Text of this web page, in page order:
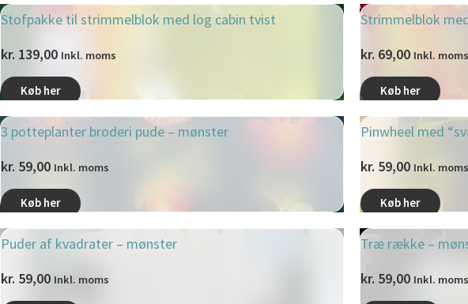
Stofpakke til strimmelblok med log cabin tvist
kr. 139,00 Inkl. moms
Køb her
Strimmelblok
kr. 69,00 Inkl. moms
Køb her
3 potteplanter broderi pude – mønster
kr. 59,00 Inkl. moms
Køb her
Pinwheel med
kr. 59,00 Inkl. moms
Køb her
Puder af kvadrater – mønster
kr. 59,00 Inkl. moms
Træ række –
kr. 59,00 Inkl. moms